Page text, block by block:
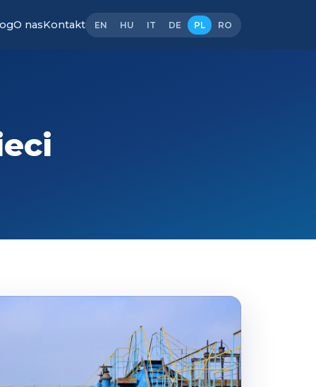
O nasKontakt EN HU IT DE PL RO